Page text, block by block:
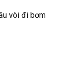
vòi đi bơm